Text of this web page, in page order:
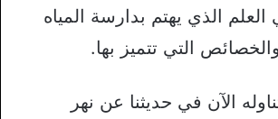
العلم الذي يهتم بدارسة المياه
التي تتميز بها.
الآن في حديثنا عن نهر